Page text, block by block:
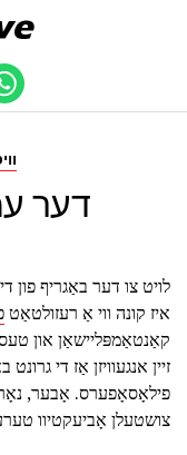
דער
לויט צו דער באַגריף
איז קונה ווי אַ רעזולטאַט
קאַנטאַמפּליישאַן און
זיין אנגעוויזן אַז די
פילאָסאָפערס. אָבער,
צושטעלן אָביעקטיוו